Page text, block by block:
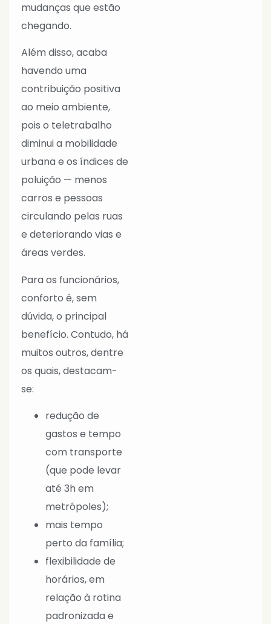
mudanças que estão
chegando.
Além disso, acaba
havendo uma
contribuição positiva
ao meio ambiente,
pois o teletrabalho
diminui a mobilidade
urbana e os índices de
poluição — menos
carros e pessoas
circulando pelas ruas
e deteriorando vias e
áreas verdes.
Para os funcionários,
conforto é, sem
dúvida, o principal
benefício. Contudo, há
muitos outros, dentre
os quais, destacam-
se:
redução de
gastos e tempo
com transporte
(que pode levar
até 3h em
metrópoles);
mais tempo
perto da família;
flexibilidade de
horários, em
relação à rotina
padronizada e